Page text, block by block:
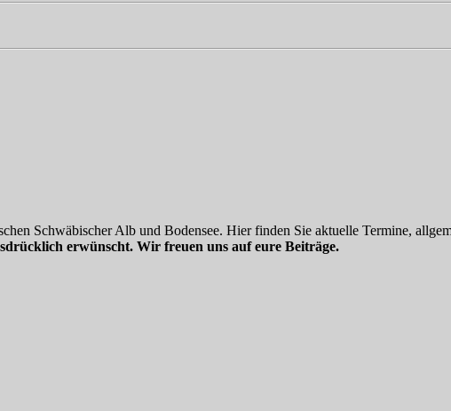
Schwäbischer Alb und Bodensee. Hier finden Sie aktuelle Termine,
erwünscht. Wir freuen uns auf eure Beiträge.